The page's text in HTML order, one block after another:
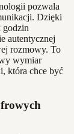
pozwala
Dzięki
godzin
autentycznej
rozmowy. To
wymiar
która chce być